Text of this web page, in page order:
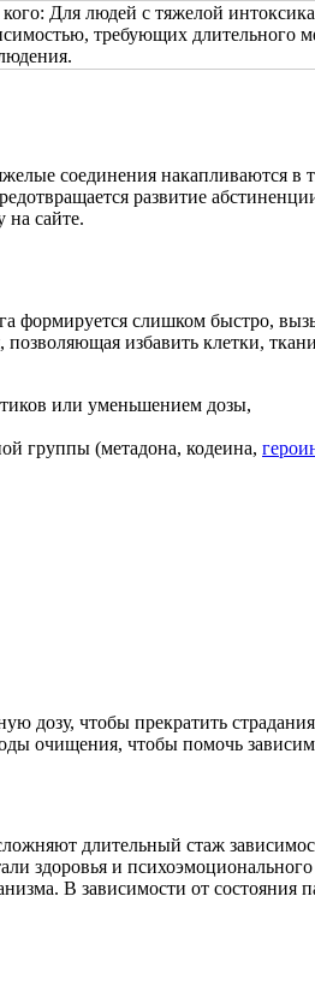
Для людей с тяжелой
требующих длительного
соединения накапливаются в
развитие
на сайте.
формируется слишком быстро,
позволяющая избавить клетки,
или уменьшением дозы,
группы (метадона, кодеина,
дозу, чтобы прекратить
очищения, чтобы помочь
длительный стаж
и психоэмоционального
В зависимости от